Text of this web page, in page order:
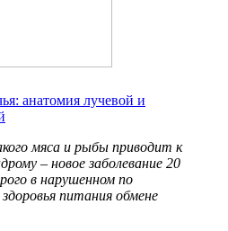
анатомия лучевой и
мяса и рыбы приводит к
– новое заболевание 20
в нарушенном по
питания обмене